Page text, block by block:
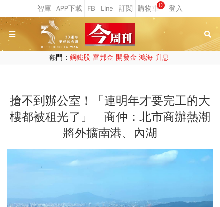
0
熱門： 鋼鐵股 富邦金 開發金 鴻海 升息
搶不到辦公室！「連明年才要完工的大
樓都被租光了」 商仲：北市商辦熱潮
將外擴南港、內湖